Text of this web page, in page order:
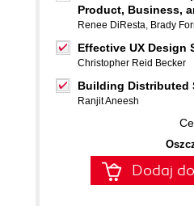
Product, Business,
Renee DiResta, Brady
Effective UX Design
Christopher Reid Becker
Building Distributed
Ranjit Aneesh
Dodaj